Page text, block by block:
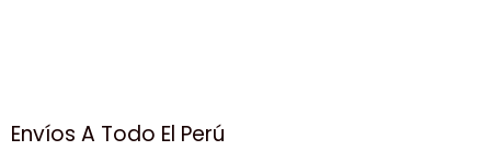
Envíos A Todo El Perú